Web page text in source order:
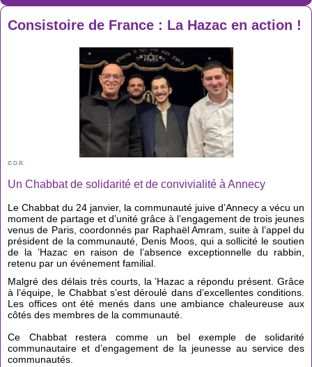
Consistoire de France : La Hazac en action !
© D.R.
Un Chabbat de solidarité et de convivialité à Annecy
Le Chabbat du 24 janvier, la communauté juive d’Annecy a vécu un
moment de partage et d’unité grâce à l’engagement de trois jeunes
venus de Paris, coordonnés par Raphaël Amram, suite à l’appel du
président de la communauté, Denis Moos, qui a sollicité le soutien
de la ’Hazac en raison de l’absence exceptionnelle du rabbin,
retenu par un événement familial.
Malgré des délais très courts, la ’Hazac a répondu présent. Grâce
à l’équipe, le Chabbat s’est déroulé dans d’excellentes conditions.
Les offices ont été menés dans une ambiance chaleureuse aux
côtés des membres de la communauté.
Ce Chabbat restera comme un bel exemple de solidarité
communautaire et d’engagement de la jeunesse au service des
communautés.